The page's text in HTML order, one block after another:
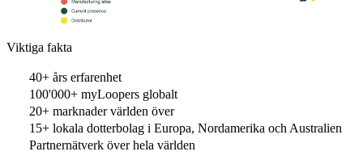
Viktiga fakta
40+ års erfarenhet
100'000+ myLoopers globalt
20+ marknader världen över
15+ lokala dotterbolag i Europa, Nordamerika och Australien
Partnernätverk över hela världen